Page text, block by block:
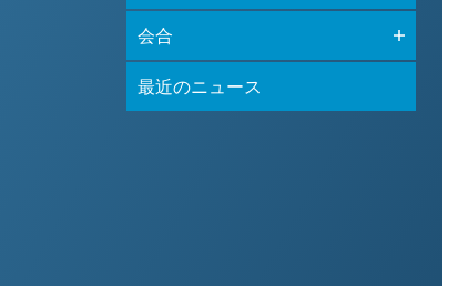
会合
最近のニュース